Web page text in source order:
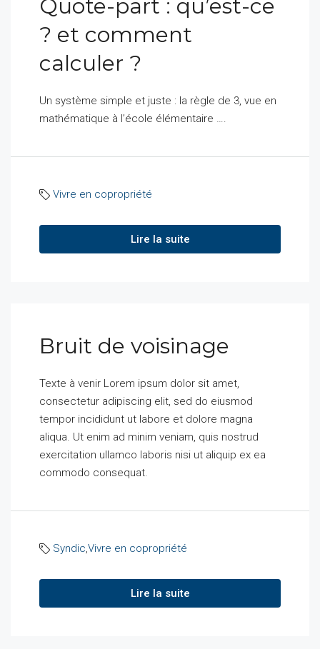
Quote-part : qu’est-ce
? et comment
calculer ?
Un système simple et juste : la règle de 3, vue en
mathématique à l’école élémentaire ….
Vivre en copropriété
Lire la suite
Bruit de voisinage
Texte à venir Lorem ipsum dolor sit amet,
consectetur adipiscing elit, sed do eiusmod
tempor incididunt ut labore et dolore magna
aliqua. Ut enim ad minim veniam, quis nostrud
exercitation ullamco laboris nisi ut aliquip ex ea
commodo consequat.
Syndic,Vivre en copropriété
Lire la suite